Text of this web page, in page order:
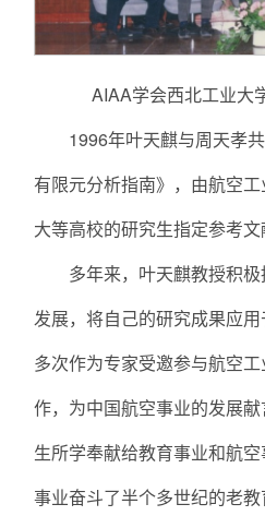
AIAA学会西北工业大
1996年叶天麒与周天孝
有限元分析指南》，由航空
大等高校的研究生指定参考文
多年来，叶天麒教授积
发展，将自己的研究成果应用
多次作为专家受邀参与航空
作，为中国航空事业的发展
生所学奉献给教育事业和航
事业奋斗了半个多世纪的老